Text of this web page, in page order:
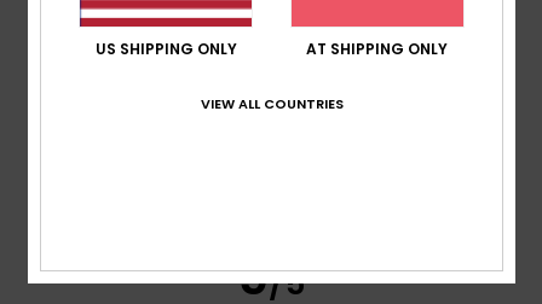
Größe
Material
5.0
5/5
US SHIPPING ONLY AT SHIPPING ONLY
VIEW ALL COUNTRIES